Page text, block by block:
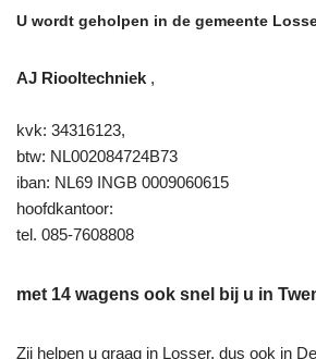
U wordt geholpen in de gemeente
AJ Riooltechniek ,
kvk: 34316123,
btw: NL002084724B73
iban: NL69 INGB 0009060615
hoofdkantoor:
tel. 085-7608808
met 14 wagens ook snel bij u in
Zij helpen u graag in Losser, dus ook in